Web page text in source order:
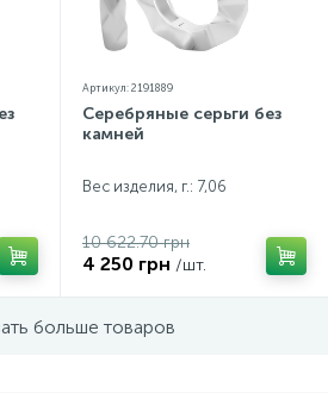
Артикул: 2191889
Серебряные серьги без
камней
Вес изделия, г.: 7,06
10 622.70 грн
4 250 грн /шт.
больше товаров